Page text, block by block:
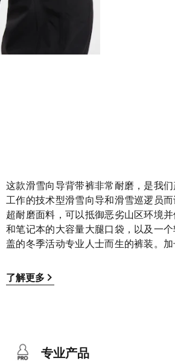
这款滑雪向导背带裤非常耐磨，是我
工作的技术型滑雪向导和滑雪巡逻员
超耐磨面料，可以抵御恶劣山区环境
和笔记本的大容量大腿口袋，以及一
盖的冬季活动专业人士而生的裤装。
了解更多
专业产品